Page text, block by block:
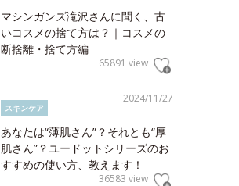
マシンガンズ滝沢さんに聞く、古
いコスメの捨て方は？｜コスメの
断捨離・捨て方編
65891 view
2024/11/27
スキンケア
あなたは“薄肌さん”？それとも“厚
肌さん”？ユードットシリーズのお
すすめの使い方、教えます！
36583 view